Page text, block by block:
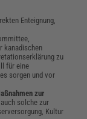
Enteignung,
kanadischen
zu
für eine
sorgen und vor
zur
auch solche zur
Kultur